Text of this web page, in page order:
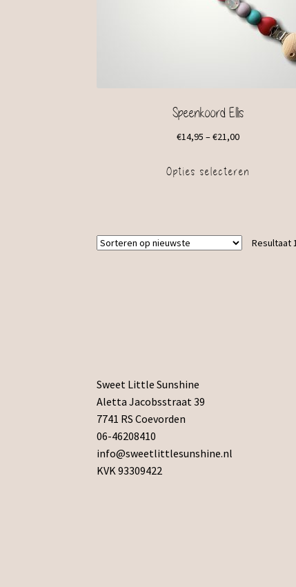
Speenkoord Ellis
€14,95 –€21,00
Opties selecteren
Resultaat
Sweet Little Sunshine
Aletta Jacobsstraat 39
7741 RS Coevorden
06-46208410
info@sweetlittlesunshine.nl
KVK 93309422